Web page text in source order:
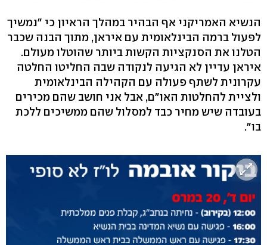
הנשיא האמריקני אף הבהיר במהלך הראיון כי "נמשיך
לפעול ברמה הבינלאומית עם איראן, מתוך הבנה שכבר
הטלנו את הסנקציות הקשות ביותר שהוטלו מעולם.
איראן עדיין לא הגיעה לנקודה שבה החליטו החלטה
עקרונית לשתף פעולה עם הקהילה הבינלאומית
ולציית להחלטות האו"ם, אבל אני חושב שהם מכירים
בעובדה שיש מחיר כבד למסלול שהם ממשיכים ללכת
בו".